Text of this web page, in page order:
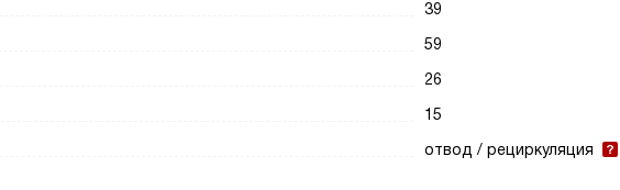
39
59
26
15
отвод / рециркуляция